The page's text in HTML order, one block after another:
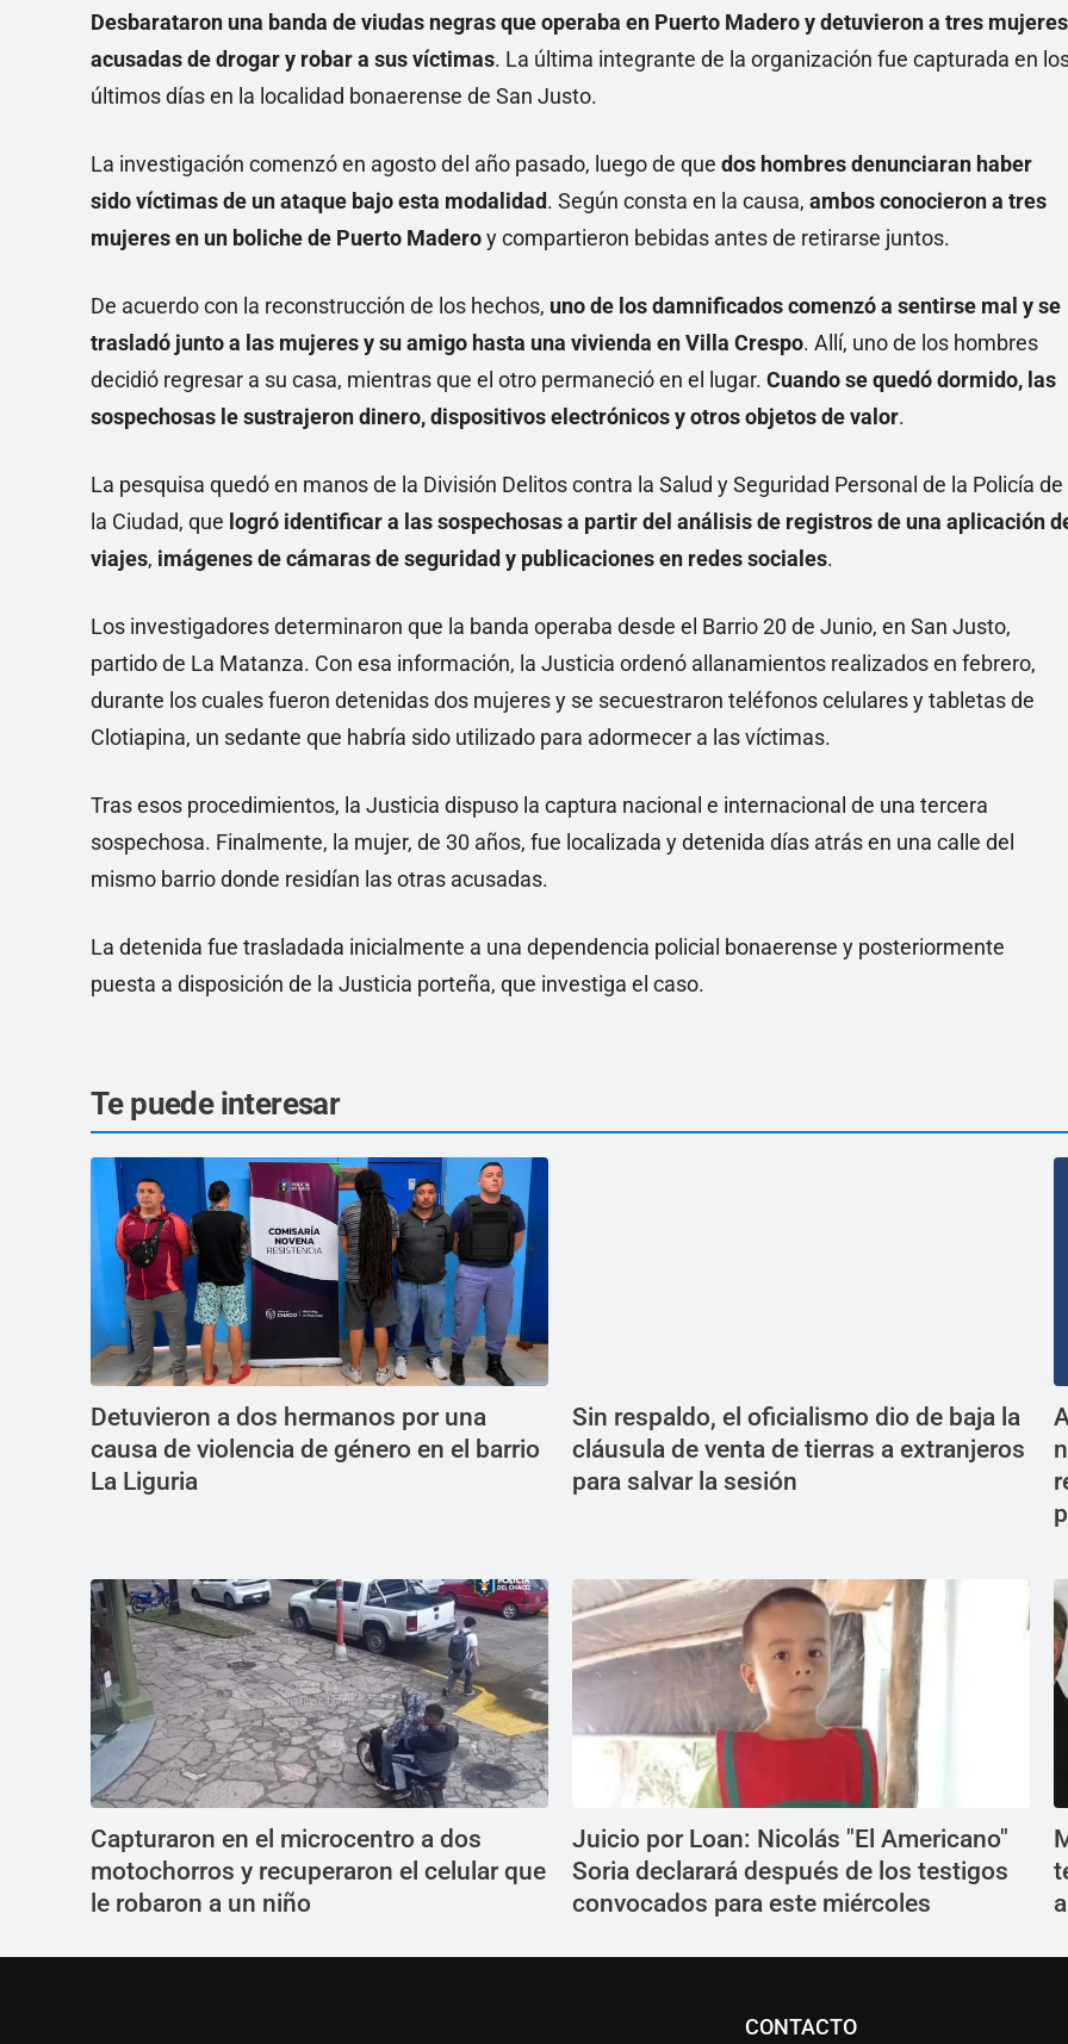
Desbarataron una banda de viudas negras que operaba en Puerto Madero y detuvieron a tres mujeres
acusadas de drogar y robar a sus víctimas. La última integrante de la organización fue capturada en
últimos días en la localidad bonaerense de San Justo.
La investigación comenzó en agosto del año pasado, luego de que dos hombres denunciaran haber
sido víctimas de un ataque bajo esta modalidad. Según consta en la causa, ambos conocieron a tres
mujeres en un boliche de Puerto Maderoy compartieron bebidas antes de retirarse juntos.
De acuerdo con la reconstrucción de los hechos, uno de los damnificados comenzó a sentirse mal y se
trasladó junto a las mujeres y su amigo hasta una vivienda en Villa Crespo. Allí, uno de los hombres
decidió regresar a su casa, mientras que el otro permaneció en el lugar. Cuando se quedó dormido, las
sospechosas le sustrajeron dinero, dispositivos electrónicos y otros objetos de valor.
La pesquisa quedó en manos de la División Delitos contra la Salud y Seguridad Personal de la Policía de
la Ciudad, que logró identificar a las sospechosas a partir del análisis de registros de una aplicación
viajes, imágenes de cámaras de seguridad y publicaciones en redes sociales.
Los investigadores determinaron que la banda operaba desde el Barrio 20 de Junio, en San Justo,
partido de La Matanza. Con esa información, la Justicia ordenó allanamientos realizados en febrero,
durante los cuales fueron detenidas dos mujeres y se secuestraron teléfonos celulares y tabletas de
Clotiapina, un sedante que habría sido utilizado para adormecer a las víctimas.
Tras esos procedimientos, la Justicia dispuso la captura nacional e internacional de una tercera
sospechosa. Finalmente, la mujer, de 30 años, fue localizada y detenida días atrás en una calle del
mismo barrio donde residían las otras acusadas.
La detenida fue trasladada inicialmente a una dependencia policial bonaerense y posteriormente
puesta a disposición de la Justicia porteña, que investiga el caso.
Te puede interesar
Detuvieron a dos hermanos por una
causa de violencia de género en el barrio
La Liguria
Sin respaldo, el oficialismo dio de baja la
cláusula de venta de tierras a extranjeros
para salvar la sesión
Capturaron en el microcentro a dos
motochorros y recuperaron el celular que
le robaron a un niño
Juicio por Loan: Nicolás "El Americano"
Soria declarará después de los testigos
convocados para este miércoles
CONTACTO